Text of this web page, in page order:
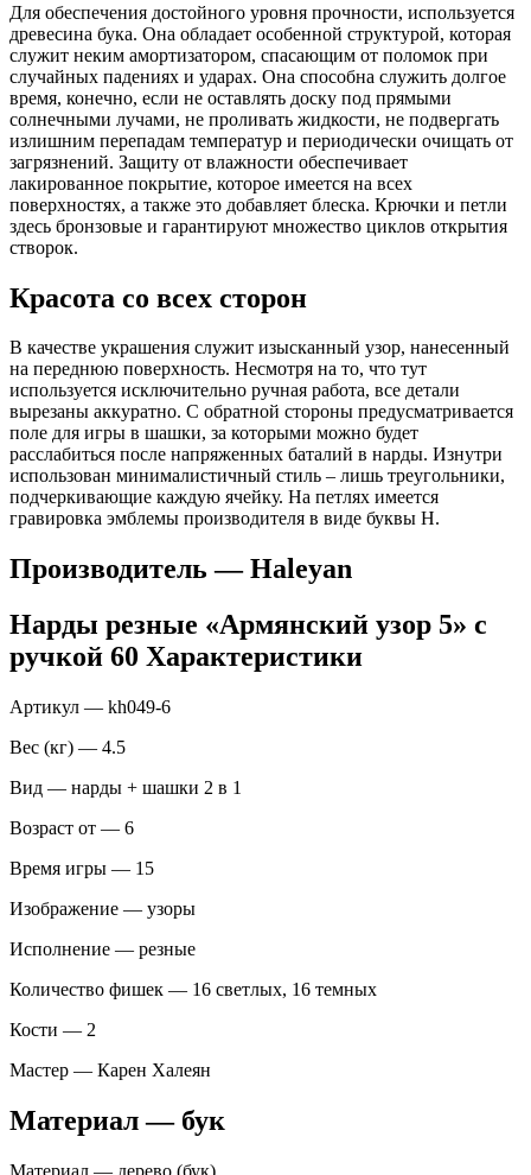
Для обеспечения достойного уровня прочности, используется
древесина бука. Она обладает особенной структурой, которая
служит неким амортизатором, спасающим от поломок при
случайных падениях и ударах. Она способна служить долгое
время, конечно, если не оставлять доску под прямыми
солнечными лучами, не проливать жидкости, не подвергать
излишним перепадам температур и периодически очищать от
загрязнений. Защиту от влажности обеспечивает
лакированное покрытие, которое имеется на всех
поверхностях, а также это добавляет блеска. Крючки и петли
здесь бронзовые и гарантируют множество циклов открытия
створок.
Красота со всех сторон
В качестве украшения служит изысканный узор, нанесенный
на переднюю поверхность. Несмотря на то, что тут
используется исключительно ручная работа, все детали
вырезаны аккуратно. С обратной стороны предусматривается
поле для игры в шашки, за которыми можно будет
расслабиться после напряженных баталий в нарды. Изнутри
использован минималистичный стиль – лишь треугольники,
подчеркивающие каждую ячейку. На петлях имеется
гравировка эмблемы производителя в виде буквы H.
Производитель — Haleyan
Нарды резные «Армянский узор 5» с
ручкой 60 Характеристики
Артикул — kh049-6
Вес (кг) — 4.5
Вид — нарды + шашки 2 в 1
Возраст от — 6
Время игры — 15
Изображение — узоры
Исполнение — резные
Количество фишек — 16 светлых, 16 темных
Кости — 2
Мастер — Карен Халеян
Материал — бук
Материал — дерево (бук)